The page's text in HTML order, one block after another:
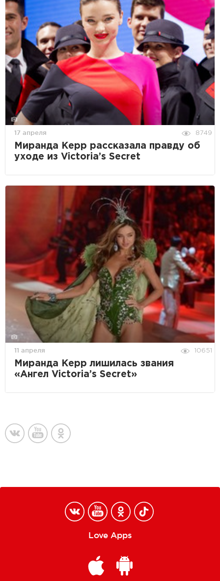
17 апреля 8749
Миранда Керр рассказала правду об
уходе из Victoria’s Secret
11 апреля 10651
Миранда Керр лишилась звания
«Ангел Victoria’s Secret»
Love Apps